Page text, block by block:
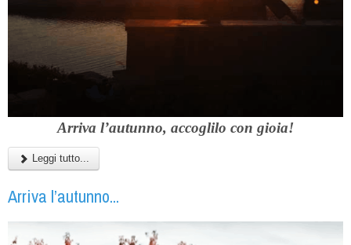
Arriva l’autunno, accoglilo con gioia!
Leggi tutto...
Arriva l’autunno...